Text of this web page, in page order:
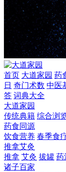
首页 大道家园 药
日 奇门术数 中医
答 词典大全
大道家园
传统典籍 综合浏
药食同源
饮食营养 春季食
推拿艾灸
推拿 艾灸 拔罐 药
诸子百家